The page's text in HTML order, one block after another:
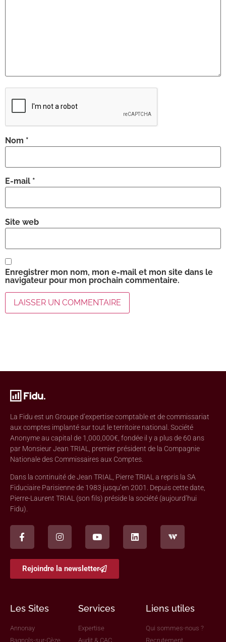
Nom *
E-mail *
Site web
Enregistrer mon nom, mon e-mail et mon site dans le
navigateur pour mon prochain commentaire.
La Fidu est un Groupe d’expertise comptable et de commissariat
aux comptes implanté sur tout le territoire national. Société
Anonyme au capital de 1,000,000€, fondée il y a plus de 60 ans
par Monsieur Jean TRIAL, premier président de la Compagnie
Nationale des Commissaires aux Comptes.
Dans la continuité de Jean TRIAL, Pierre TRIAL a repris la SA
Fiduciaire Parisienne de 1983 jusqu’en 2001. Depuis cette date,
Pierre-Laurent TRIAL (son fils) préside la société (aujourd’hui
Fidu).
Rejoindre la newsletter
Les Sites
Annonay
Bagnols-sur-Cèze
Services
Expertise
Audit & CAC
Liens utiles
Qui sommes-nous ?
Recrutement